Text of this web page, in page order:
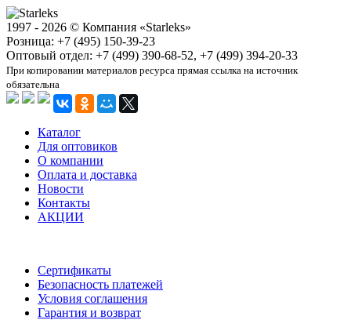
1997 - 2026 © Компания «Starleks»
Розница: +7 (495) 150-39-23
Оптовый отдел: +7 (499) 390-68-52, +7 (499) 394-20-33
При копировании материалов ресурса прямая ссылка на источник
обязательна
Каталог
Для оптовиков
О компании
Оплата и доставка
Новости
Контакты
АКЦИИ
Сертификаты
Безопасность платежей
Условия соглашения
Гарантия и возврат